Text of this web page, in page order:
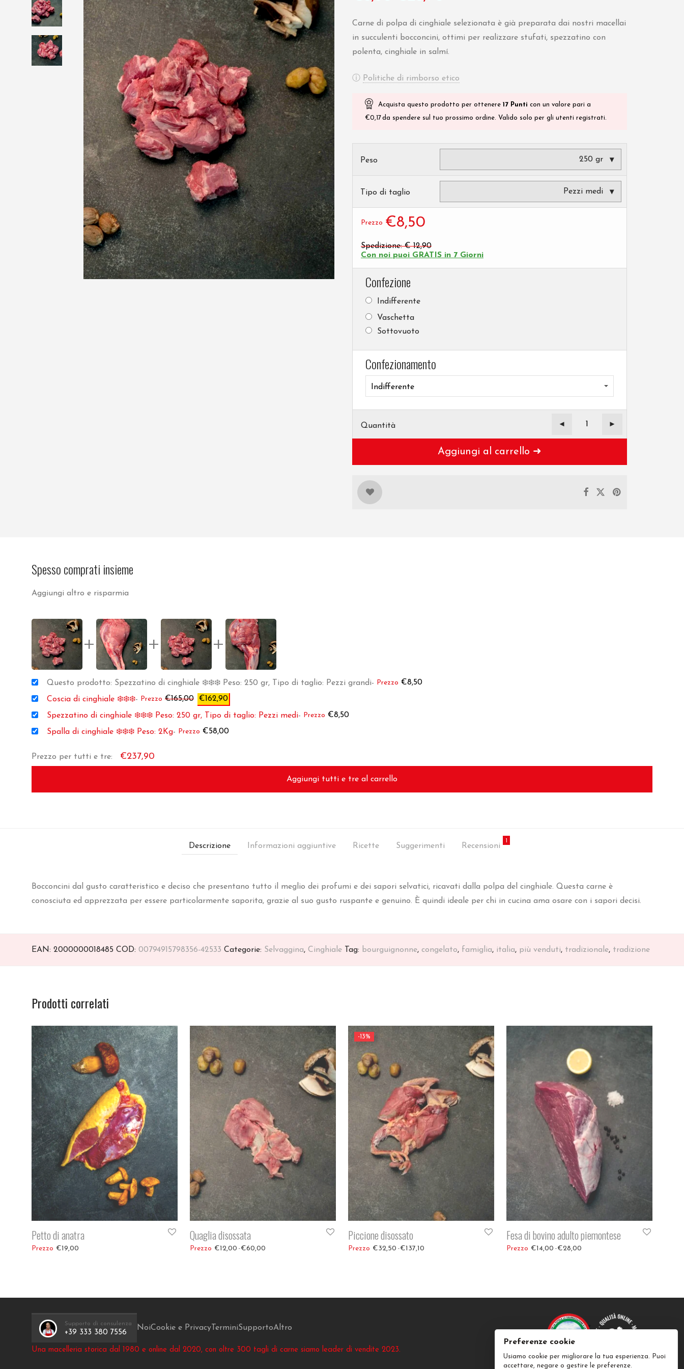
base
di
da
€8,50
a
€28,90
Carne di polpa di cinghiale selezionata è già preparata dai nostri macellai
in succulenti bocconcini, ottimi per realizzare stufati, spezzatino con
polenta, cinghiale in salmí.
ⓘ Politiche di rimborso etico
Acquista questo prodotto per ottenere 17 Punti con un valore pari a
€0,17da spendere sul tuo prossimo ordine. Valido solo per gli utenti registrati.
Peso 250 gr
Tipo di taglio Pezzi medi
€8,50
Con noi puoi GRATIS in 7 Giorni
Confezione
Indifferente
Vaschetta
Sottovuoto
Confezionamento
Quantità
Aggiungi al carrello
Spesso comprati insieme
Aggiungi altro e risparmia
+ + +
Questo prodotto: Spezzatino di cinghiale ❄️❄️❄️ Peso: 250 gr, Tipo di taglio: Pezzi grandi- €8,50
Coscia di cinghiale ❄️❄️❄️- €165,00 Il prezzo originale era: €165,00.
€162,90
Spezzatino di cinghiale ❄️❄️❄️ Peso: 250 gr, Tipo di taglio: Pezzi medi- €8,50
Spalla di cinghiale ❄️❄️❄️ Peso: 2Kg- €58,00
Prezzo per tutti e tre: €237,90
Descrizione Informazioni aggiuntive Ricette Suggerimenti Recensioni
1
Bocconcini dal gusto caratteristico e deciso che presentano tutto il meglio dei profumi e dei sapori selvatici, ricavati dalla polpa del cinghiale. Questa carne è
conosciuta ed apprezzata per essere particolarmente saporita, grazie al suo gusto ruspante e genuino. È quindi ideale per chi in cucina ama osare con i sapori decisi.
EAN: 2000000018485 COD: 00794915798356-42533 Categorie: Selvaggina, Cinghiale Tag: bourguignonne, congelato, famiglia, italia, più venduti, tradizionale, tradizione
Prodotti correlati
Petto di anatra
€19,00
Quaglia disossata
€12,00 -€60,00
Fascia di prezzo: da €12,00 a €60,00
-13%
Piccione disossato
€32,50 -€137,10
Fascia di prezzo: da €32,50 a €137,10
Fesa di bovino adulto piemontese
€14,00 -€28,00
Fascia di prezzo: da €14,00 a €28,00
Supporto di consulenza
+39 333 380 7556
NoiCookie e Privacy TerminiSupportoAltro
Preferenze cookie
Usiamo cookie per migliorare la tua esperienza. Puoi
accettare, negare o gestire le preferenze.